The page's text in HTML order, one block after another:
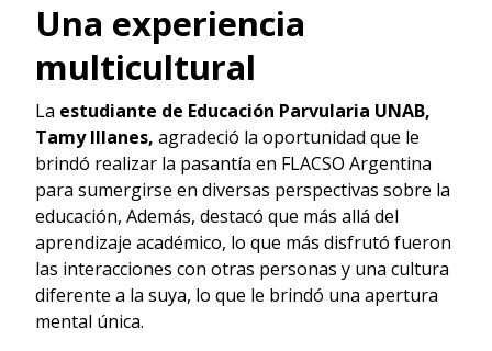
Una experiencia
multicultural
La estudiante de Educación Parvularia UNAB,
Tamy Illanes, agradeció la oportunidad que le
brindó realizar la pasantía en FLACSO Argentina
para sumergirse en diversas perspectivas sobre la
educación, Además, destacó que más allá del
aprendizaje académico, lo que más disfrutó fueron
las interacciones con otras personas y una cultura
diferente a la suya, lo que le brindó una apertura
mental única.